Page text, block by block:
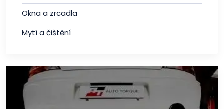
Okna a zrcadla
Mytí a čištění